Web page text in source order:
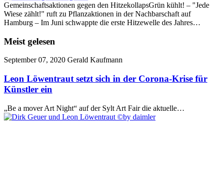
Gemeinschaftsaktionen gegen den HitzekollapsGrün kühlt! – "Jede
Wiese zählt!" ruft zu Pflanzaktionen in der Nachbarschaft auf
Hamburg – Im Juni schwappte die erste Hitzewelle des Jahres…
Meist gelesen
September 07, 2020 Gerald Kaufmann
Leon Löwentraut setzt sich in der Corona-Krise für
Künstler ein
„Be a mover Art Night“ auf der Sylt Art Fair die aktuelle…